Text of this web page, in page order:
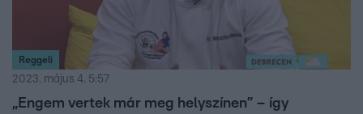
Reggeli
2023. május 4. 5:57
„Engem vertek már meg helyszínen” – így